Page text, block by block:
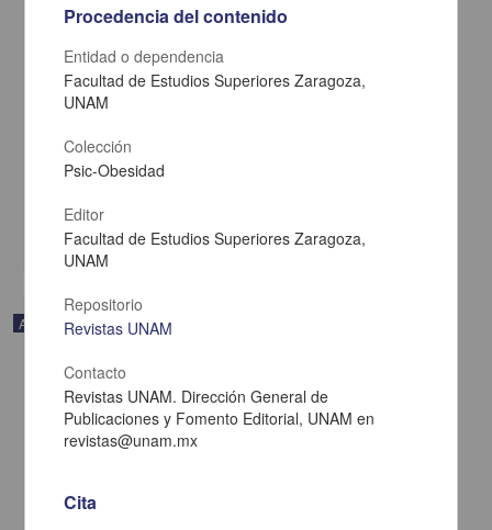
Viaje sentimental a San Ángel
Payno, Manuel - Coordinación de Difusión Cultural, UNAM
2022-06-24
Audio
Procedencia del contenido
Entidad o dependencia
Facultad de Estudios Superiores Zaragoza,
UNAM
Colección
Psic-Obesidad
Editor
Facultad de Estudios Superiores Zaragoza,
UNAM
Repositorio
Revistas UNAM
Contacto
Revistas UNAM. Dirección General de
Publicaciones y Fomento Editorial, UNAM en
revistas@unam.mx
Cita